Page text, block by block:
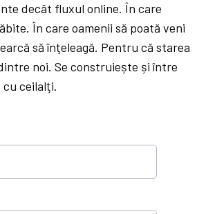
decât fluxul online. În care
În care oamenii să poată veni
să înţeleagă. Pentru că starea
noi. Se construiește și între
cu ceilalţi.